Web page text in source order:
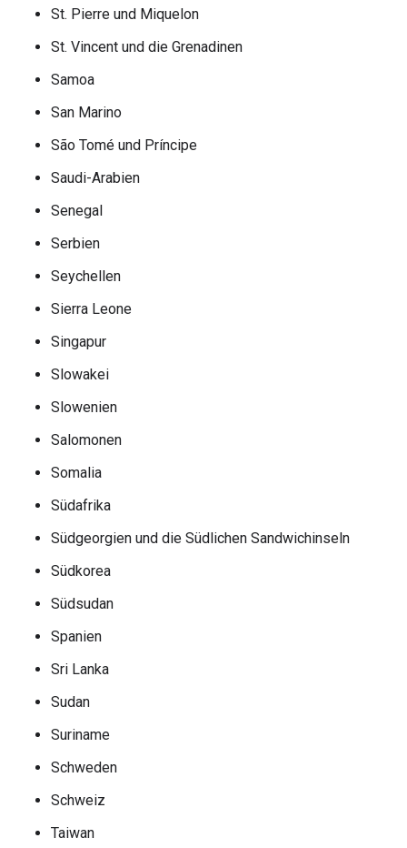
St. Pierre und Miquelon
St. Vincent und die Grenadinen
Samoa
San Marino
São Tomé und Príncipe
Saudi-Arabien
Senegal
Serbien
Seychellen
Sierra Leone
Singapur
Slowakei
Slowenien
Salomonen
Somalia
Südafrika
Südgeorgien und die Südlichen Sandwichinseln
Südkorea
Südsudan
Spanien
Sri Lanka
Sudan
Suriname
Schweden
Schweiz
Taiwan